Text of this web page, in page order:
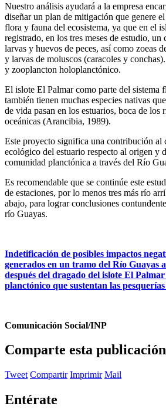
Nuestro análisis ayudará a la empresa
diseñar un plan de mitigación que genere
flora y fauna del ecosistema, ya que en el
registrado, en los tres meses de estudio, un
larvas y huevos de peces, así como zoeas
y larvas de moluscos (caracoles y
y zooplancton holoplanctónico.
El islote El Palmar como parte del sistema
también tienen muchas especies nativas
de vida pasan en los estuarios, boca de los
oceánicas (Arancibia, 1989).
Este proyecto significa una contribución al
ecológico del estuario respecto al origen y
comunidad planctónica a través del Río
Es recomendable que se continúe este
de estaciones, por lo menos tres más río
abajo, para lograr conclusiones
río Guayas.
Indetificación de posibles impactos
generados en un tramo del Río Guayas
después del dragado del islote El
planctónico que sustentan las
Comunicación Social/INP
Comparte esta
Tweet Compartir Imprimir Mail
Entérate